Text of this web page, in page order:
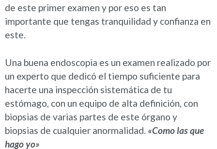
de este primer examen y por eso es tan
importante que tengas tranquilidad y confianza en
este.
Una buena endoscopia es un examen realizado por
un experto que dedicó el tiempo suficiente para
hacerte una inspección sistemática de tu
estómago, con un equipo de alta definición, con
biopsias de varias partes de este órgano y
biopsias de cualquier anormalidad. «Como las que
hago yo»